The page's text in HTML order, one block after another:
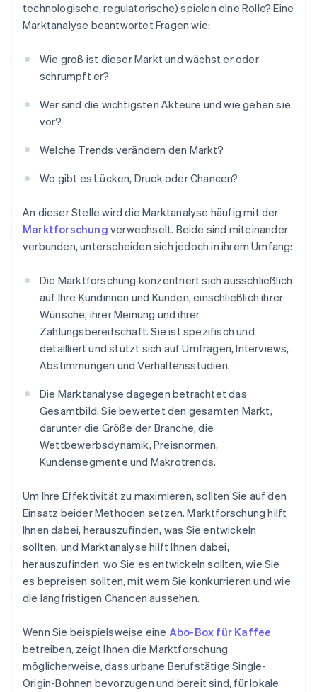
technologische, regulatorische) spielen eine Rolle? Eine
Marktanalyse beantwortet Fragen wie:
Wie groß ist dieser Markt und wächst er oder
schrumpft er?
Wer sind die wichtigsten Akteure und wie gehen sie
vor?
Welche Trends verändern den Markt?
Wo gibt es Lücken, Druck oder Chancen?
An dieser Stelle wird die Marktanalyse häufig mit der
Marktforschung verwechselt. Beide sind miteinander
verbunden, unterscheiden sich jedoch in ihrem Umfang:
Die Marktforschung konzentriert sich ausschließlich
auf Ihre Kundinnen und Kunden, einschließlich ihrer
Wünsche, ihrer Meinung und ihrer
Zahlungsbereitschaft. Sie ist spezifisch und
detailliert und stützt sich auf Umfragen, Interviews,
Abstimmungen und Verhaltensstudien.
Die Marktanalyse dagegen betrachtet das
Gesamtbild. Sie bewertet den gesamten Markt,
darunter die Größe der Branche, die
Wettbewerbsdynamik, Preisnormen,
Kundensegmente und Makrotrends.
Um Ihre Effektivität zu maximieren, sollten Sie auf den
Einsatz beider Methoden setzen. Marktforschung hilft
Ihnen dabei, herauszufinden, was Sie entwickeln
sollten, und Marktanalyse hilft Ihnen dabei,
herauszufinden, wo Sie es entwickeln sollten, wie Sie
es bepreisen sollten, mit wem Sie konkurrieren und wie
die langfristigen Chancen aussehen.
Wenn Sie beispielsweise eine Abo-Box für Kaffee
betreiben, zeigt Ihnen die Marktforschung
möglicherweise, dass urbane Berufstätige Single-
Origin-Bohnen bevorzugen und bereit sind, für lokale